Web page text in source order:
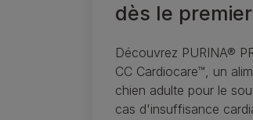
dès le
Découvrez PURINA®
CC Cardiocare™, un
chien adulte pour le
cas d'insuffisance